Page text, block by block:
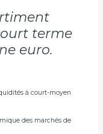
terme
euro.
à court-moyen
des marchés de